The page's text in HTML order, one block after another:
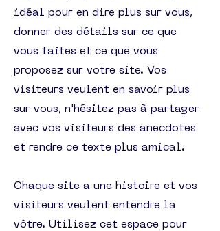
idéal pour en dire plus sur vous,
donner des détails sur ce que
vous faites et ce que vous
proposez sur votre site. Vos
visiteurs veulent en savoir plus
sur vous, n'hésitez pas à partager
avec vos visiteurs des anecdotes
et rendre ce texte plus amical.
Chaque site a une histoire et vos
visiteurs veulent entendre la
vôtre. Utilisez cet espace pour